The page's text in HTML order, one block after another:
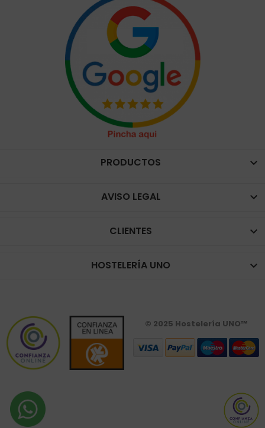
PRODUCTOS 
AVISO LEGAL 
CLIENTES 
HOSTELERÍA UNO 
© 2025 Hostelería UNO™